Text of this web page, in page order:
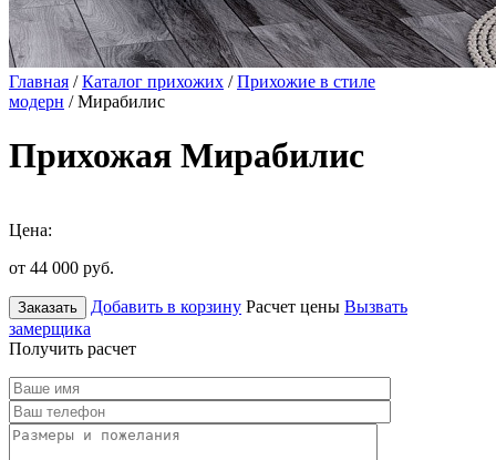
Главная /Каталог прихожих /Прихожие в стиле
модерн / Мирабилис
Прихожая Мирабилис
Цена:
от 44 000 руб.
Заказать Добавить в корзину Расчет цены Вызвать
замерщика
Получить расчет